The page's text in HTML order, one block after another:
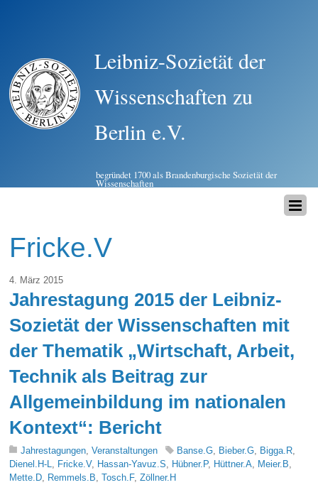
Leibniz-Sozietät der
Wissenschaften zu
Berlin e.V.
begründet 1700 als Brandenburgische Sozietät der
Wissenschaften
Fricke.V
4. März 2015
Jahrestagung 2015 der Leibniz-
Sozietät der Wissenschaften mit
der Thematik „Wirtschaft, Arbeit,
Technik als Beitrag zur
Allgemeinbildung im nationalen
Kontext“: Bericht
Jahrestagungen,Veranstaltungen Banse.G, Bieber.G, Bigga.R,
Dienel.H-L, Fricke.V, Hassan-Yavuz.S, Hübner.P, Hüttner.A, Meier.B,
Mette.D, Remmels.B,Tosch.F,Zöllner.H